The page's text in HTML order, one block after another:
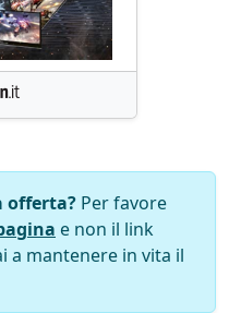
offerta? Per favore
e non il link
a mantenere in vita il